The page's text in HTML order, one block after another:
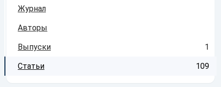
Журнал
Авторы
Выпуски 1
Статьи 109